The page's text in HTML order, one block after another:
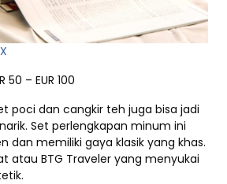
50 – EUR 100
poci dan cangkir teh juga bisa jadi
Set perlengkapan minum ini
dan memiliki gaya klasik yang khas.
atau BTG Traveler yang menyukai